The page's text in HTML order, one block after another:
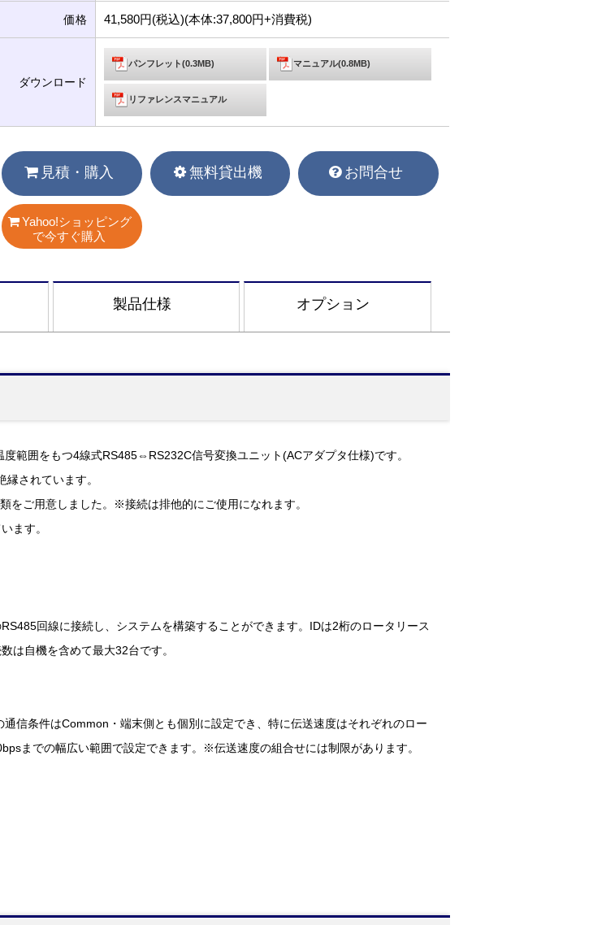
価格 41,580円(税込)(本体:37,800円+消費税)
ダウンロード
パンフレット(0.3MB) マニュアル(0.8MB)
リファレンスマニュアル
見積・購入 無料貸出機 お問合せ
Yahoo!ショッピング
で今すぐ購入
製品仕様 オプション
範囲をもつ4線式RS485⇔RS232C信号変換ユニット(ACアダプタ仕様)です。
されています。
をご用意しました。※接続は排他的にご使用になれます。
ます。
回線に接続し、システムを構築することができます。IDは2桁のロータリース
は自機を含めて最大32台です。
信条件はCommon・端末側とも個別に設定でき、特に伝送速度はそれぞれのロー
までの幅広い範囲で設定できます。※伝送速度の組合せには制限があります。